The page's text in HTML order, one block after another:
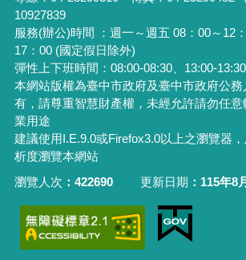
10927839
服務(辦公)時間 ：週一～週五 08：00～12
17：00 (國定假日除外)
彈性上下班時間：08:00-08:30、13:00-
本網站版權為臺中市政府及臺中市政府公
有，請尊重智慧財產權，未經允許請勿任
業用途
建議使用I.E.9.0或Firefox3.0以上之瀏覽器
析度瀏覽本網站
瀏覽人次
422690 更新日期 115年8